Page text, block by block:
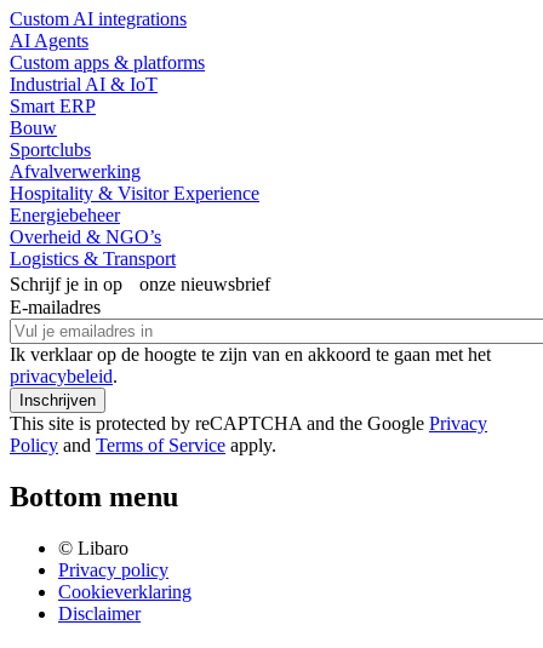
Custom AI integrations
AI Agents
Custom apps & platforms
Industrial AI & IoT
Smart ERP
Bouw
Sportclubs
Afvalverwerking
Hospitality & Visitor Experience
Energiebeheer
Overheid & NGO’s
Logistics & Transport
Schrijf je in op onze nieuwsbrief
E-mailadres
Ik verklaar op de hoogte te zijn van en akkoord te gaan met het
privacybeleid.
This site is protected by reCAPTCHA and the Google Privacy
Policy and Terms of Service apply.
Bottom menu
© Libaro
Privacy policy
Cookieverklaring
Disclaimer